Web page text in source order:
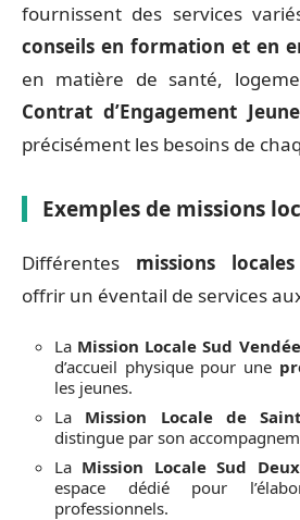
fournissent des services
conseils en formation et en
en matière de santé,
Contrat d’Engagement Jeune
précisément les besoins de
Exemples de missions
Différentes missions locales
offrir un éventail de services
La Mission Locale Sud Vendée
d’accueil physique pour une
les jeunes.
La Mission Locale de
distingue par son
La Mission Locale Sud
espace dédié pour
professionnels.